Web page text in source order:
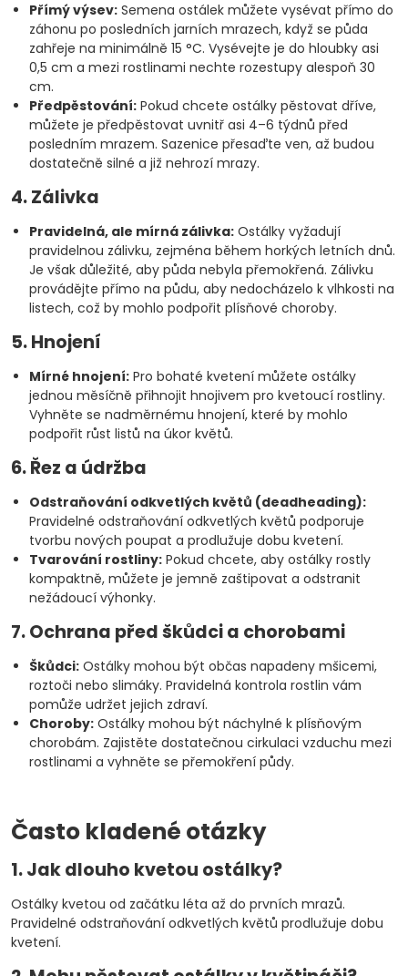
Přímý výsev: Semena ostálek můžete vysévat přímo do
záhonu po posledních jarních mrazech, když se půda
zahřeje na minimálně 15 °C. Vysévejte je do hloubky asi
0,5 cm a mezi rostlinami nechte rozestupy alespoň 30
cm.
Předpěstování: Pokud chcete ostálky pěstovat dříve,
můžete je předpěstovat uvnitř asi 4–6 týdnů před
posledním mrazem. Sazenice přesaďte ven, až budou
dostatečně silné a již nehrozí mrazy.
4. Zálivka
Pravidelná, ale mírná zálivka: Ostálky vyžadují
pravidelnou zálivku, zejména během horkých letních dnů.
Je však důležité, aby půda nebyla přemokřená. Zálivku
provádějte přímo na půdu, aby nedocházelo k vlhkosti na
listech, což by mohlo podpořit plísňové choroby.
5. Hnojení
Mírné hnojení: Pro bohaté kvetení můžete ostálky
jednou měsíčně přihnojit hnojivem pro kvetoucí rostliny.
Vyhněte se nadměrnému hnojení, které by mohlo
podpořit růst listů na úkor květů.
6. Řez a údržba
Odstraňování odkvetlých květů (deadheading):
Pravidelné odstraňování odkvetlých květů podporuje
tvorbu nových poupat a prodlužuje dobu kvetení.
Tvarování rostliny: Pokud chcete, aby ostálky rostly
kompaktně, můžete je jemně zaštipovat a odstranit
nežádoucí výhonky.
7. Ochrana před škůdci a chorobami
Škůdci: Ostálky mohou být občas napadeny mšicemi,
roztoči nebo slimáky. Pravidelná kontrola rostlin vám
pomůže udržet jejich zdraví.
Choroby: Ostálky mohou být náchylné k plísňovým
chorobám. Zajistěte dostatečnou cirkulaci vzduchu mezi
rostlinami a vyhněte se přemokření půdy.
Často kladené otázky
1. Jak dlouho kvetou ostálky?
Ostálky kvetou od začátku léta až do prvních mrazů.
Pravidelné odstraňování odkvetlých květů prodlužuje dobu
kvetení.